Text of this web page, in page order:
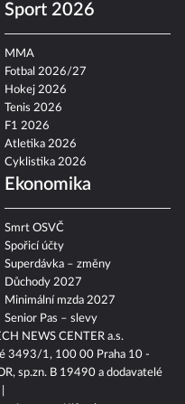
Sport 2026
MMA
Fotbal 2026/27
Hokej 2026
Tenis 2026
F1 2026
Atletika 2026
Cyklistika 2026
Ekonomika
Smrt OSVČ
Spořicí účty
Superdávka – změny
Důchody 2027
Minimální mzda 2027
Senior Pas – slevy
NEWS CENTER a.s.
3493/1, 100 00 Praha 10 -
sp.zn. B 19490 a dodavatelé